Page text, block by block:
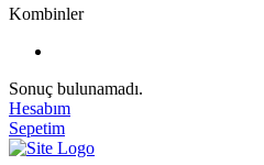
Kombinler
Sonuç bulunamadı.
Hesabım
Sepetim